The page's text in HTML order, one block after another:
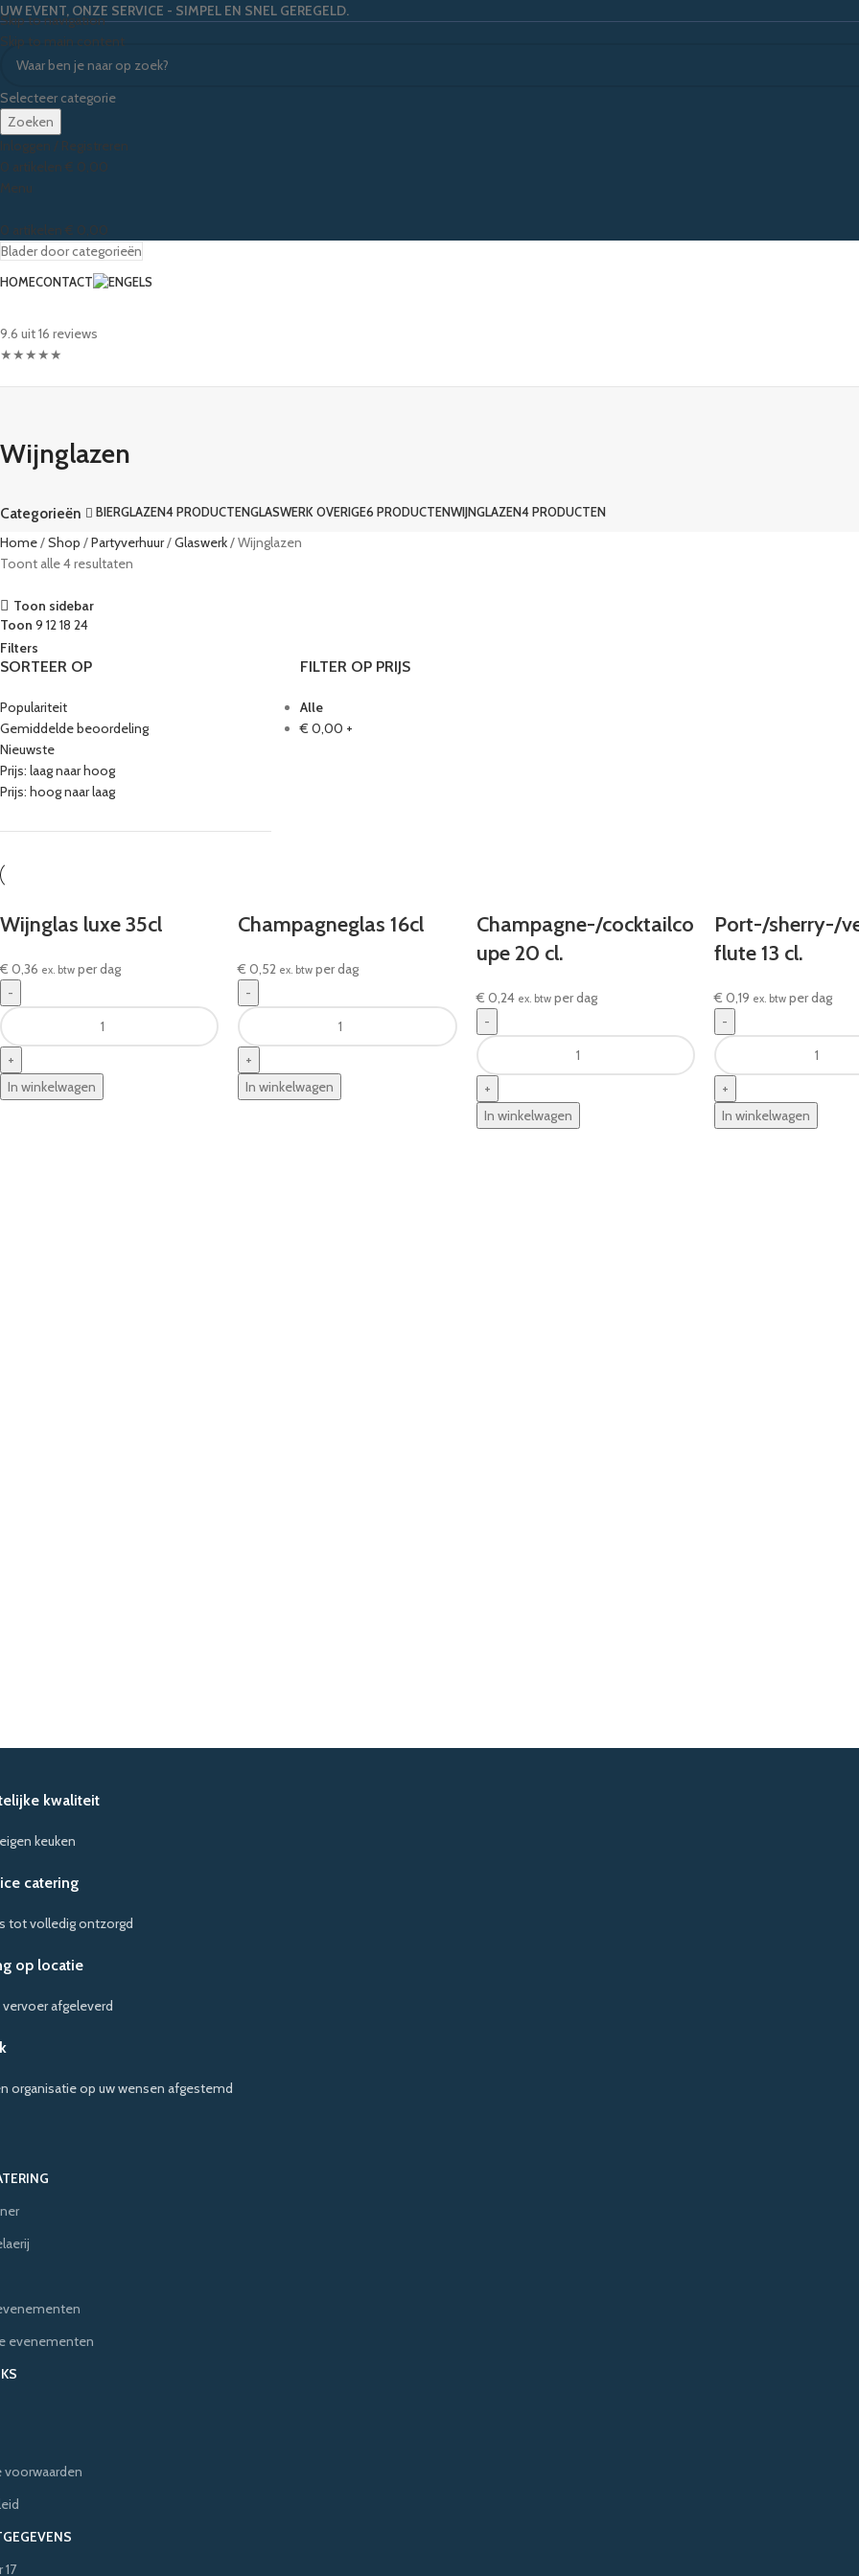
Skip to navigation
Skip to main content
UW EVENT, ONZE SERVICE - SIMPEL EN SNEL GEREGELD.
Selecteer categorie
Zoeken
Inloggen / Registreren
0 artikelen € 0,00
Menu
0 artikelen € 0,00
Blader door categorieën
HOMECONTACT
9.6 uit 16 reviews
★★★★★
Wijnglazen
Categorieën BIERGLAZEN4 PRODUCTENGLASWERK OVERIGE6 PRODUCTENWIJNGLAZEN4 PRODUCTEN
Home Shop Partyverhuur Glaswerk
Wijnglazen
Toont alle 4 resultaten
Toon sidebar
Toon 9 1218 24
Filters
SORTEER OP
Populariteit
Gemiddelde beoordeling
Nieuwste
Prijs: laag naar hoog
Prijs: hoog naar laag
FILTER OP PRIJS
Alle
€ 0,00 +
Wijnglas luxe 35cl
€ 0,36 ex. btw per dag
In winkelwagen
Champagneglas 16cl
€ 0,52 ex. btw per dag
In winkelwagen
Champagne-/cocktailco
upe 20 cl.
€ 0,24 ex. btwper dag
In winkelwagen
Port-/sherry-/
flute 13 cl.
€ 0,19 ex. btw per dag
In winkelwagen
kwaliteit
keuken
catering
tot volledig ontzorgd
op locatie
afgeleverd
organisatie op uw wensen afgestemd
evenementen
voorwaarden